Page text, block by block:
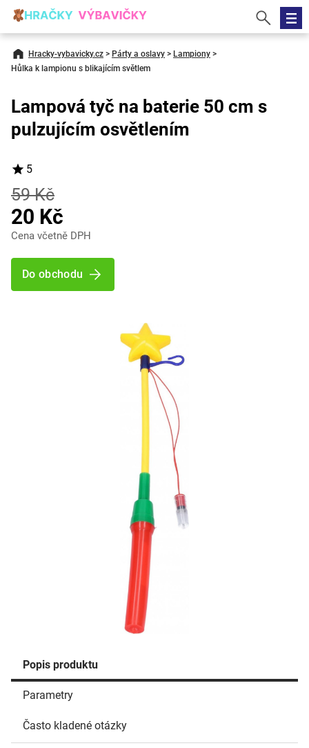
Hracky-vybavicky.cz > Párty a oslavy > Lampiony >
Hůlka k lampionu s blikajícím světlem
Popis produktu
Parametry
Často kladené otázky
Lampová tyč na baterie 50 cm s
pulzujícím osvětlením
5
59 Kč
20 Kč
Cena včetně DPH
Do obchodu